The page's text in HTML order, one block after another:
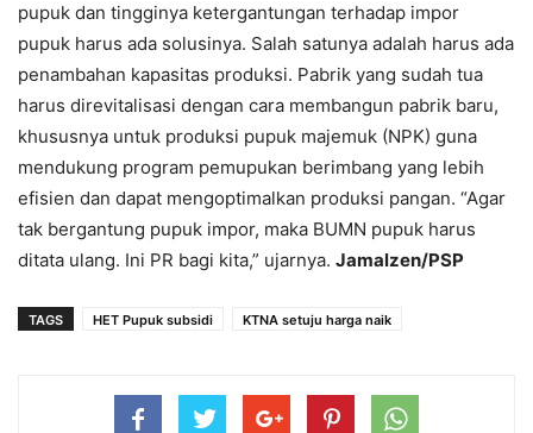
pupuk dan tingginya ketergantungan terhadap impor
pupuk harus ada solusinya. Salah satunya adalah harus ada
penambahan kapasitas produksi. Pabrik yang sudah tua
harus direvitalisasi dengan cara membangun pabrik baru,
khususnya untuk produksi pupuk majemuk (NPK) guna
mendukung program pemupukan berimbang yang lebih
efisien dan dapat mengoptimalkan produksi pangan. “Agar
tak bergantung pupuk impor, maka BUMN pupuk harus
ditata ulang. Ini PR bagi kita,” ujarnya. Jamalzen/PSP
TAGS HET Pupuk subsidi KTNA setuju harga naik